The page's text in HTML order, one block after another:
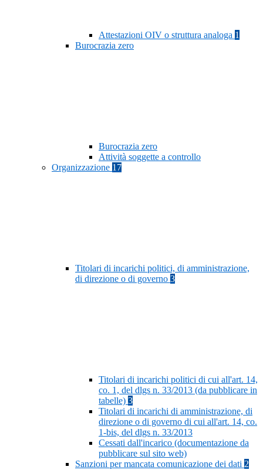
Attestazioni OIV o struttura analoga 1
Burocrazia zero
Burocrazia zero
Attività soggette a controllo
Organizzazione 17
Titolari di incarichi politici, di amministrazione,
di direzione o di governo 3
Titolari di incarichi politici di cui all'art. 14,
co. 1, del dlgs n. 33/2013 (da pubblicare in
tabelle) 3
Titolari di incarichi di amministrazione, di
direzione o di governo di cui all'art. 14, co.
1-bis, del dlgs n. 33/2013
Cessati dall'incarico (documentazione da
pubblicare sul sito web)
Sanzioni per mancata comunicazione dei dati 2